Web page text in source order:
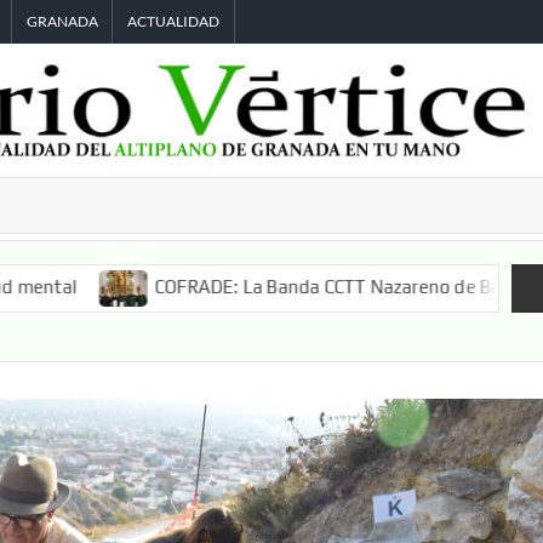
GRANADA ACTUALIDAD
COFRADE: La Banda CCTT Nazareno de Baza